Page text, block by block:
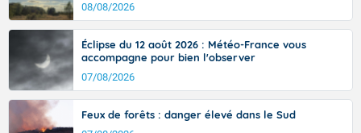
08/08/2026
Éclipse du 12 août 2026 : Météo-France vous
accompagne pour bien l'observer
07/08/2026
Feux de forêts : danger élevé dans le Sud